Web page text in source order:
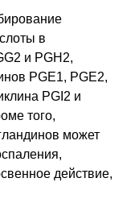
в
и PGH2,
PGE1, PGE2,
PGI2 и
того,
может
действие,